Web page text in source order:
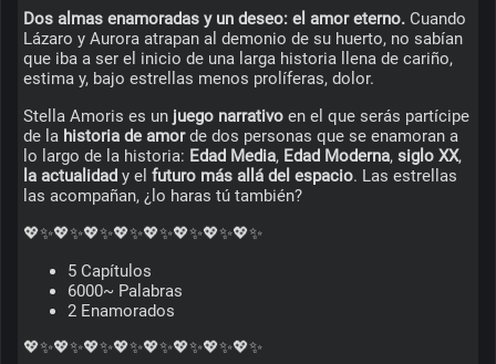
Dos almas enamoradas y un deseo: el amor eterno. Cuando
Lázaro y Aurora atrapan al demonio de su huerto, no sabían
que iba a ser el inicio de una larga historia llena de cariño,
estima y, bajo estrellas menos prolíferas, dolor.
Stella Amoris es un juego narrativo en el que serás partícipe
de la historia de amor de dos personas que se enamoran a
lo largo de la historia: Edad Media, Edad Moderna, siglo XX
la actualidad y el futuro más allá del espacio. Las estrellas
las acompañan, ¿lo haras tú también?
💖✨💖✨💖✨💖✨💖✨💖✨💖✨💖✨
5 Capítulos
6000~ Palabras
2 Enamorados
💖✨💖✨💖✨💖✨💖✨💖✨💖✨💖✨